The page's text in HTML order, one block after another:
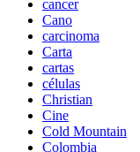
cancer
Cano
carcinoma
Carta
cartas
células
Christian
Cine
Cold Mountain
Colombia